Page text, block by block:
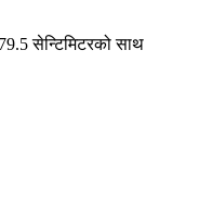
सेन्टिमिटरको साथ